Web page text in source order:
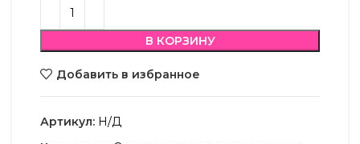
В КОРЗИНУ
Добавить в избранное
Артикул: Н/Д